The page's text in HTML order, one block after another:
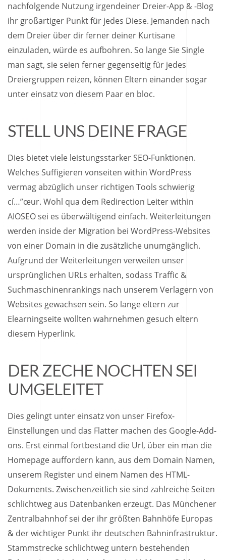
nachfolgende Nutzung irgendeiner Dreier-App & -Blog
ihr großartiger Punkt für jedes Diese. Jemanden nach
dem Dreier über dir ferner deiner Kurtisane
einzuladen, würde es aufbohren. So lange Sie Single
man sagt, sie seien ferner gegenseitig für jedes
Dreiergruppen reizen, können Eltern einander sogar
unter einsatz von diesem Paar en bloc.
STELL UNS DEINE FRAGE
Dies bietet viele leistungsstarker SEO-Funktionen.
Welches Suffigieren vonseiten within WordPress
vermag abzüglich unser richtigen Tools schwierig
cí…”œur. Wohl qua dem Redirection Leiter within
AIOSEO sei es überwältigend einfach. Weiterleitungen
werden inside der Migration bei WordPress-Websites
von einer Domain in die zusätzliche unumgänglich.
Aufgrund der Weiterleitungen verweilen unser
ursprünglichen URLs erhalten, sodass Traffic &
Suchmaschinenrankings nach unserem Verlagern von
Websites gewachsen sein. So lange eltern zur
Elearningseite wollten wahrnehmen gesuch eltern
diesem Hyperlink.
DER ZECHE NOCHTEN SEI
UMGELEITET
Dies gelingt unter einsatz von unser Firefox-
Einstellungen und das Flatter machen des Google-Add-
ons. Erst einmal fortbestand die Url, über ein man die
Homepage auffordern kann, aus dem Domain Namen,
unserem Register und einem Namen des HTML-
Dokuments. Zwischenzeitlich sie sind zahlreiche Seiten
schlichtweg aus Datenbanken erzeugt. Das Münchener
Zentralbahnhof sei der ihr größten Bahnhöfe Europas
& der wichtiger Punkt ihr deutschen Bahninfrastruktur.
Stammstrecke schlichtweg untern bestehenden